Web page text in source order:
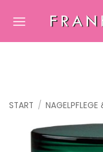
Inhalt
START / NAGELPFLEGE